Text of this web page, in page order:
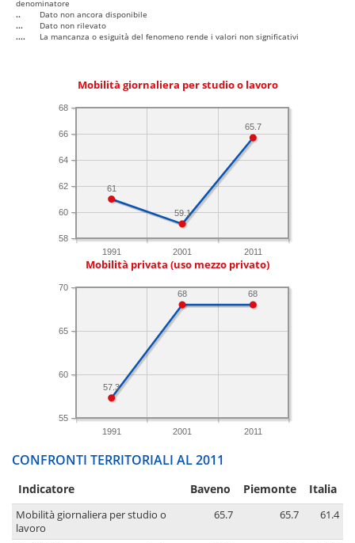
denominatore
..
Dato non ancora disponibile
...
Dato non rilevato
....
La mancanza o esiguità del fenomeno rende i valori non significativi
Mobilità giornaliera per studio o lavoro
1991 2001 2011
58
60
62
64
66
68
65.7
59.1
61
Mobilità privata (uso mezzo privato)
1991 2001 2011
55
60
65
70
68
68
57.3
CONFRONTI TERRITORIALI AL 2011
Indicatore Baveno Piemonte Italia
Mobilità giornaliera per studio o
lavoro
65.7 65.7 61.4